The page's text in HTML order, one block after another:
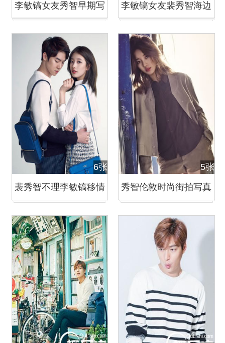
李敏镐女友秀智早期写
爱
李敏镐女友裴秀智海边
无敌
6张
裴秀智不理李敏镐移情
5张
秀智伦敦时尚街拍写真